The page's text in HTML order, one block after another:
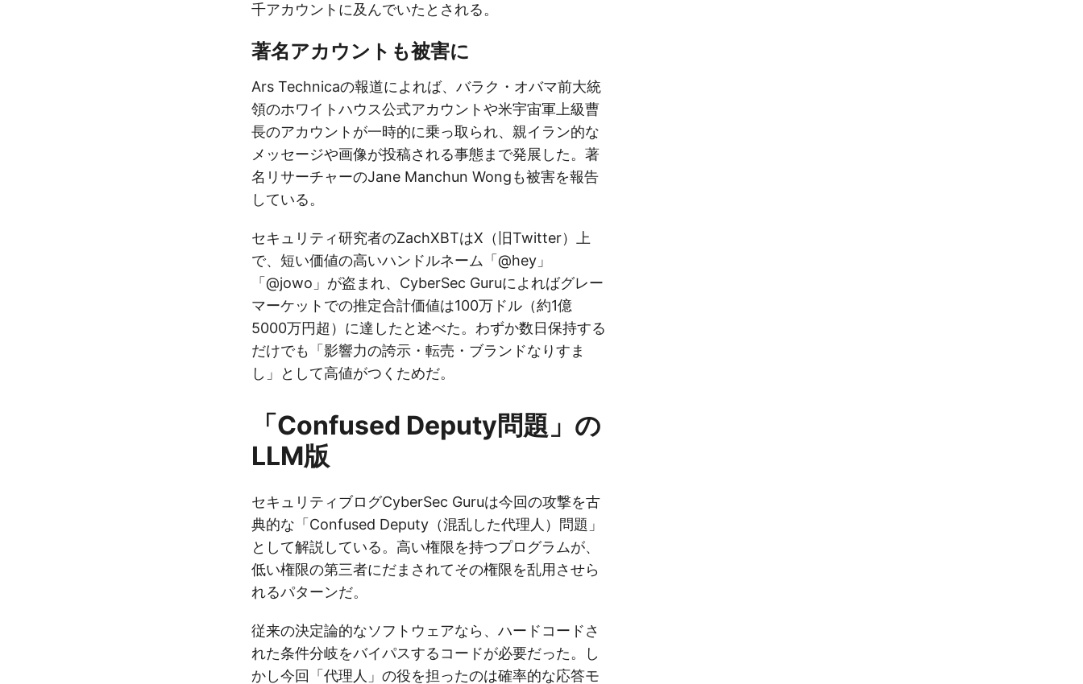
千アカウントに及んでいたとされる。
著名アカウントも被害に
Ars Technicaの報道によれば、バラク・オバマ前大統
領のホワイトハウス公式アカウントや米宇宙軍上級曹
長のアカウントが一時的に乗っ取られ、親イラン的な
メッセージや画像が投稿される事態まで発展した。著
名リサーチャーのJane Manchun Wongも被害を報告
している。
セキュリティ研究者のZachXBTはX（旧Twitter）上
で、短い価値の高いハンドルネーム「@hey」
「@jowo」が盗まれ、CyberSec Guruによればグレー
マーケットでの推定合計価値は100万ドル（約1億
5000万円超）に達したと述べた。わずか数日保持する
だけでも「影響力の誇示・転売・ブランドなりすま
し」として高値がつくためだ。
「Confused Deputy問題」の
LLM版
セキュリティブログCyberSec Guruは今回の攻撃を古
典的な「Confused Deputy（混乱した代理人）問題」
として解説している。高い権限を持つプログラムが、
低い権限の第三者にだまされてその権限を乱用させら
れるパターンだ。
従来の決定論的なソフトウェアなら、ハードコードさ
れた条件分岐をバイパスするコードが必要だった。し
かし今回「代理人」の役を担ったのは確率的な応答モ